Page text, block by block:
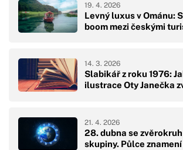
Levný luxus v Ománu:
boom mezi českými
19. 4. 2026
Slabikář z roku 1976:
ilustrace Oty Janečka
14. 3. 2026
28. dubna se
skupiny. Půlce
21. 4. 2026